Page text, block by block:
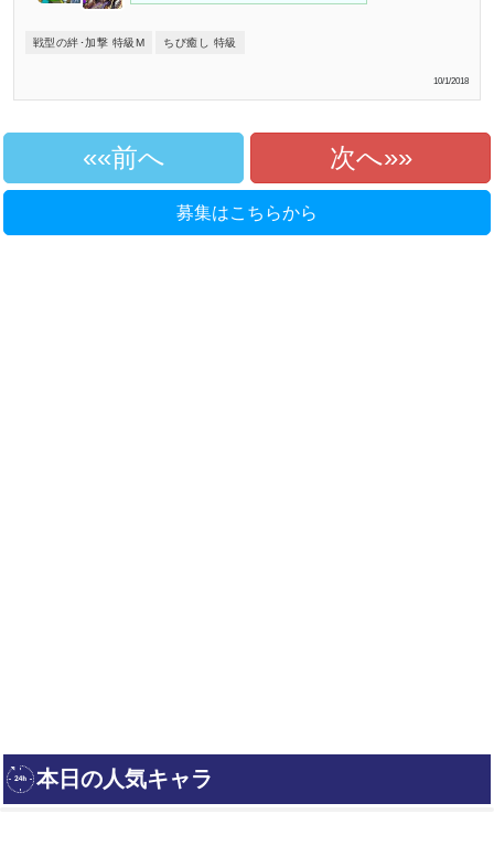
戦型の絆･加撃 特級M ちび癒し 特級
10/1/2018
«前へ 次へ»
募集はこちらから